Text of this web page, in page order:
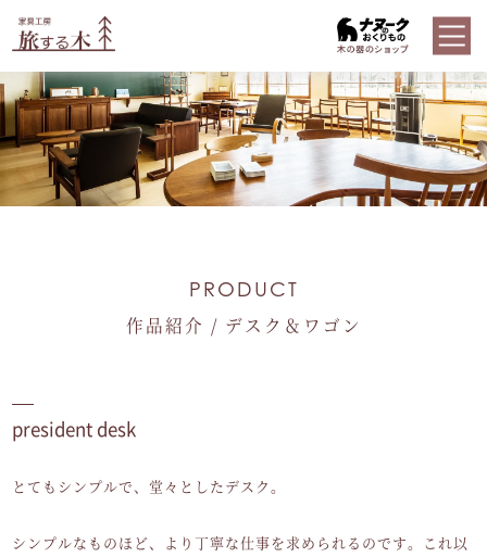
PRODUCT
作品紹介 / デスク＆ワゴン
president desk
とてもシンプルで、堂々としたデスク。
シンプルなものほど、より丁寧な仕事を求められるのです。これ以